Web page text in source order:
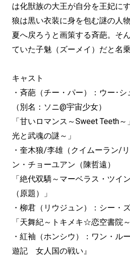
は化獣族の大王が自分を王妃に
狼は黒い衣装に身を包む謎の人
夏へ戻ろうと画策する斉葩。そ
ていた子魅（ズーメイ）だと名
キャスト
・斉葩（チー・パー）：ウー･シ
（別名：ソニ@宇宙少女）
「甘いロマンス～Sweet Teeth
光と武魂の謎～」
・奎木狼/李雄（クイムーラン/
ン・チョーユアン（陳哲遠）
「絶代双驕～マーベラス・ツイ
（原題）」
・柳君（リウジュン）：シー・
「天舞紀～トキメキ☆恋空書院～
・紅袖（ホンシウ）：ワン・ル
遊記 女人国の戦い』